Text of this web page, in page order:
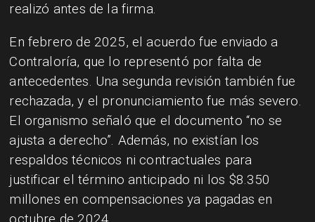
realizó antes de la firma.
En febrero de 2025, el acuerdo fue enviado a
Contraloría, que lo representó por falta de
antecedentes. Una segunda revisión también fue
rechazada, y el pronunciamiento fue más severo.
El organismo señaló que el documento “no se
ajusta a derecho”. Además, no existían los
respaldos técnicos ni contractuales para
justificar el término anticipado ni los $8.350
millones en compensaciones ya pagadas en